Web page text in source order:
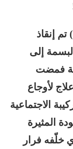
تم إنقاذ
إلى
فمضت
لأوجاع
الاجتماعية
المثيرة
خلّفه فرار